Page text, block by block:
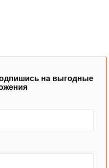
на выгодные